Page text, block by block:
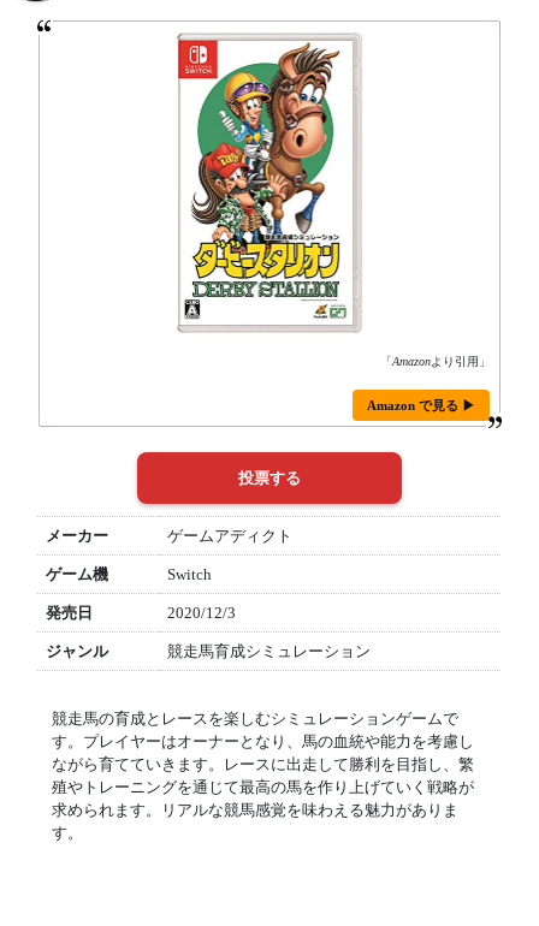
「Amazonより引用」
Amazon で見る ▶
メーカー ゲームアディクト
ゲーム機 Switch
発売日 2020/12/3
ジャンル 競走馬育成シミュレーション
競走馬の育成とレースを楽しむシミュレーションゲームで
す。プレイヤーはオーナーとなり、馬の血統や能力を考慮し
ながら育てていきます。レースに出走して勝利を目指し、繁
殖やトレーニングを通じて最高の馬を作り上げていく戦略が
求められます。リアルな競馬感覚を味わえる魅力がありま
す。